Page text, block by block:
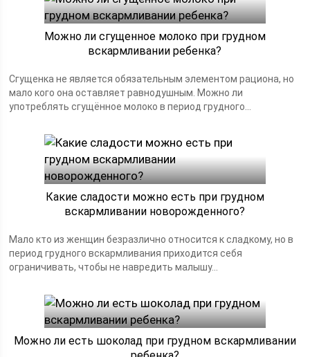
Можно ли сгущенное молоко при грудном
вскармливании ребенка?
Сгущенка не является обязательным элементом рациона, но
мало кого она оставляет равнодушным. Можно ли
употреблять сгущённое молоко в период грудного...
Какие сладости можно есть при грудном
вскармливании новорожденного?
Мало кто из женщин безразлично относится к сладкому, но в
период грудного вскармливания приходится себя
ограничивать, чтобы не навредить малышу...
Можно ли есть шоколад при грудном вскармливании